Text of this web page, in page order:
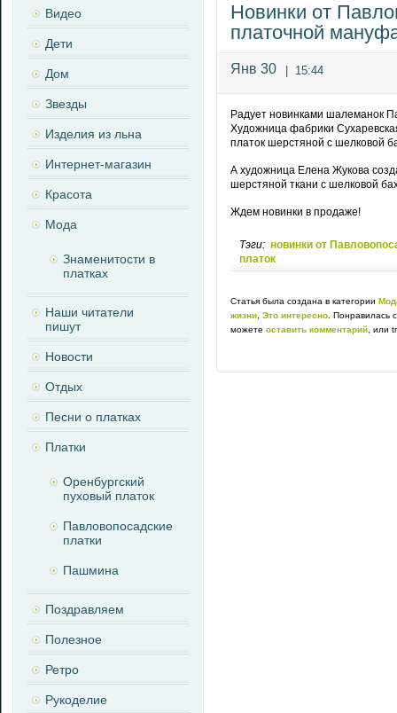
Новинки от
платочной
Янв 30 15:44
Радует новинками шалеманок
Художница фабрики
платок шерстяной с шелковой
А художница Елена Жукова
шерстяной ткани с шелковой
Ждем новинки в продаже!
Тэги: новинки от
платок
Статья была создана в категории
жизни Это интересно . Понравилась
можете оставить комментарий , или
Видео
Дети
Дом
Звезды
Изделия из льна
Интернет-магазин
Красота
Мода
Знаменитости в
платках
Наши читатели
пишут
Новости
Отдых
Песни о платках
Платки
Оренбургский
пуховый платок
Павловопосадские
платки
Пашмина
Поздравляем
Полезное
Ретро
Рукоделие